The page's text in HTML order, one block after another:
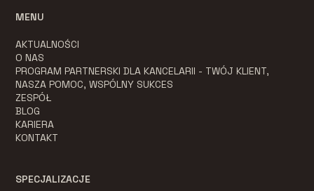
MENU
AKTUALNOŚCI
O NAS
PROGRAM PARTNERSKI DLA KANCELARII - TWÓJ KLIENT,
NASZA POMOC, WSPÓLNY SUKCES
ZESPÓŁ
BLOG
KARIERA
KONTAKT
SPECJALIZACJE